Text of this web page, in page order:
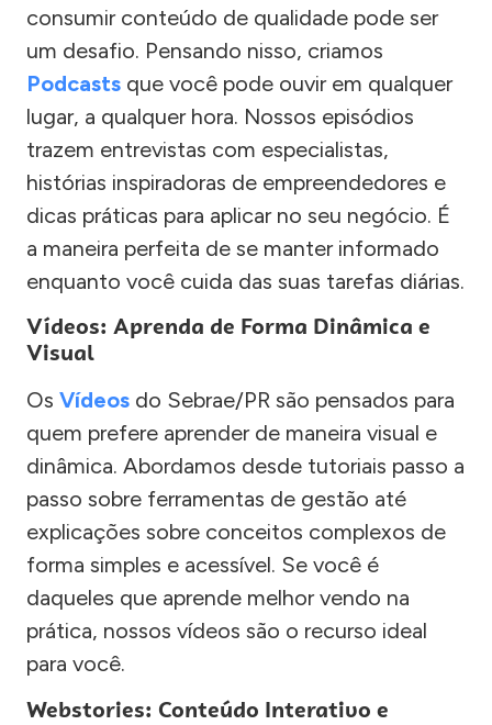
consumir conteúdo de qualidade pode ser
um desafio. Pensando nisso, criamos
Podcasts que você pode ouvir em qualquer
lugar, a qualquer hora. Nossos episódios
trazem entrevistas com especialistas,
histórias inspiradoras de empreendedores e
dicas práticas para aplicar no seu negócio. É
a maneira perfeita de se manter informado
enquanto você cuida das suas tarefas diárias.
Vídeos: Aprenda de Forma Dinâmica e
Visual
Os Vídeos do Sebrae/PR são pensados para
quem prefere aprender de maneira visual e
dinâmica. Abordamos desde tutoriais passo a
passo sobre ferramentas de gestão até
explicações sobre conceitos complexos de
forma simples e acessível. Se você é
daqueles que aprende melhor vendo na
prática, nossos vídeos são o recurso ideal
para você.
Webstories: Conteúdo Interativo e